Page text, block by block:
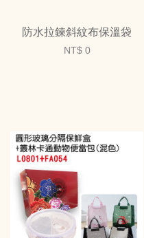
防水拉鍊斜紋布保溫袋
NT$ 0